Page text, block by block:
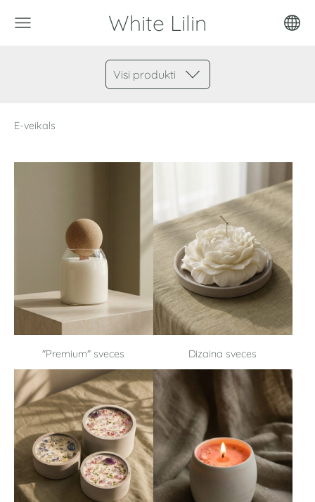
White Lilin
Visi produkti
E-veikals
"Premium" sveces Dizaina sveces